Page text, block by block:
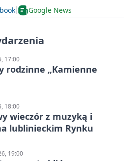
Google News
17:00
rodzinne „Kamienne
18:00
wieczór z muzyką i
lublinieckim Rynku
19:00